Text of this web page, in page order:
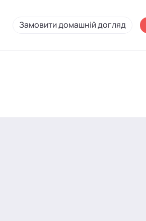
Замовити домашній догляд